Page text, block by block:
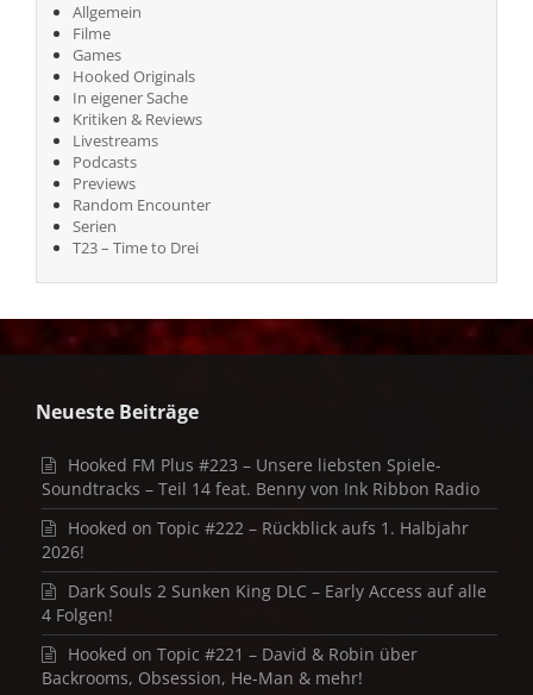
Allgemein
Filme
Games
Hooked Originals
In eigener Sache
Kritiken & Reviews
Livestreams
Podcasts
Previews
Random Encounter
Serien
T23 – Time to Drei
Neueste Beiträge
Hooked FM Plus #223 – Unsere liebsten Spiele-
Soundtracks – Teil 14 feat. Benny von Ink Ribbon Radio
Hooked on Topic #222 – Rückblick aufs 1. Halbjahr
2026!
Dark Souls 2 Sunken King DLC – Early Access auf alle
4 Folgen!
Hooked on Topic #221 – David & Robin über
Backrooms, Obsession, He-Man & mehr!